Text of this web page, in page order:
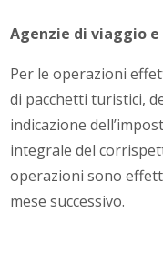
Agenzie di viaggio
Per le operazioni
di pacchetti turistici,
indicazione
integrale del
operazioni sono
mese successivo.